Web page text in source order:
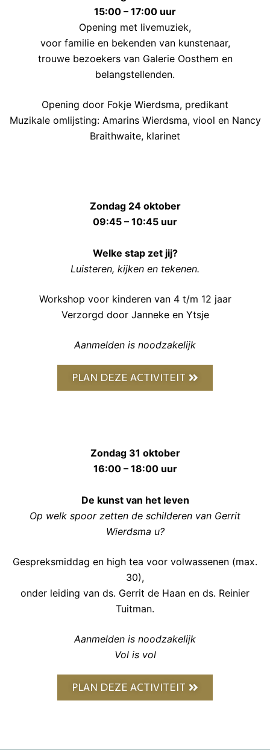
15:00 – 17:00 uur
Opening met livemuziek,
voor familie en bekenden van kunstenaar,
trouwe bezoekers van Galerie Oosthem en
belangstellenden.
Opening door Fokje Wierdsma, predikant
Muzikale omlijsting: Amarins Wierdsma, viool en Nancy
Braithwaite, klarinet
Zondag 24 oktober
09:45 – 10:45 uur
Welke stap zet jij?
Luisteren, kijken en tekenen.
Workshop voor kinderen van 4 t/m 12 jaar
Verzorgd door Janneke en Ytsje
Aanmelden is noodzakelijk
PLAN DEZE ACTIVITEIT
Zondag 31 oktober
16:00 – 18:00 uur
De kunst van het leven
Op welk spoor zetten de schilderen van Gerrit
Wierdsma u?
Gespreksmiddag en high tea voor volwassenen (max.
30),
onder leiding van ds. Gerrit de Haan en ds. Reinier
Tuitman.
Aanmelden is noodzakelijk
Vol is vol
PLAN DEZE ACTIVITEIT